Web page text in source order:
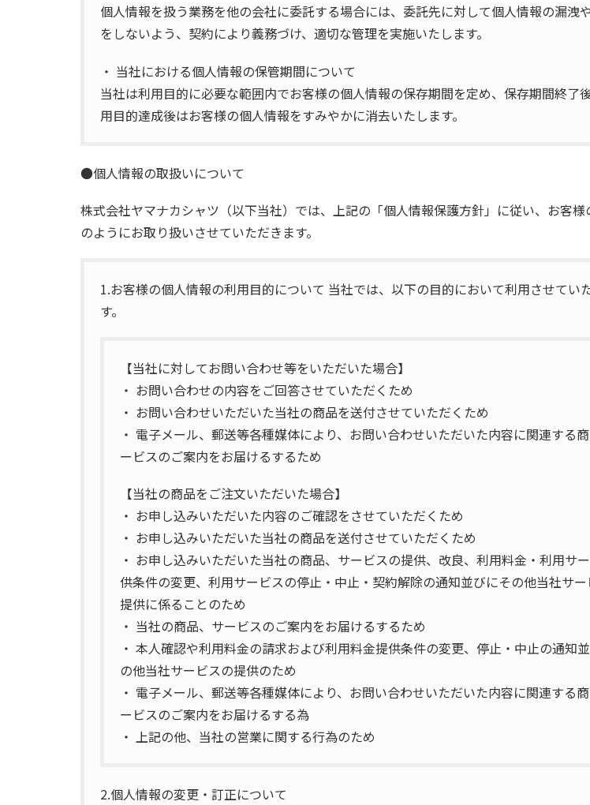
個人情報を扱う業務を他の会社に委託する場合には、委託先に対して個人情報の漏洩
をしないよう、契約により義務づけ、適切な管理を実施いたします。
・ 当社における個人情報の保管期間について
当社は利用目的に必要な範囲内でお客様の個人情報の保存期間を定め、保存期間終了
用目的達成後はお客様の個人情報をすみやかに消去いたします。
●個人情報の取扱いについて
株式会社ヤマナカシャツ（以下当社）では、上記の「個人情報保護方針」に従い、お客様
のようにお取り扱いさせていただきます。
1.お客様の個人情報の利用目的について 当社では、以下の目的において利用させてい
す。
【当社に対してお問い合わせ等をいただいた場合】
・ お問い合わせの内容をご回答させていただくため
・ お問い合わせいただいた当社の商品を送付させていただくため
・ 電子メール、郵送等各種媒体により、お問い合わせいただいた内容に関連する
ービスのご案内をお届けるするため
【当社の商品をご注文いただいた場合】
・ お申し込みいただいた内容のご確認をさせていただくため
・ お申し込みいただいた当社の商品を送付させていただくため
・ お申し込みいただいた当社の商品、サービスの提供、改良、利用料金・利用サ
供条件の変更、利用サービスの停止・中止・契約解除の通知並びにその他当社サ
提供に係ることのため
・ 当社の商品、サービスのご案内をお届けるするため
・ 本人確認や利用料金の請求および利用料金提供条件の変更、停止・中止の通知
の他当社サービスの提供のため
・ 電子メール、郵送等各種媒体により、お問い合わせいただいた内容に関連する
ービスのご案内をお届けるする為
・ 上記の他、当社の営業に関する行為のため
2.個人情報の変更・訂正について